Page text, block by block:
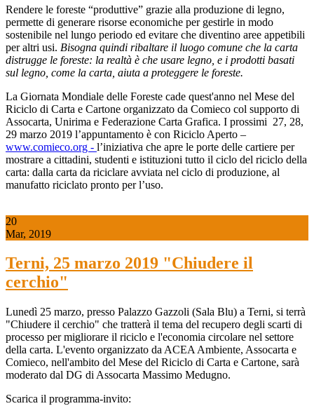
Rendere le foreste “produttive” grazie alla produzione di legno,
permette di generare risorse economiche per gestirle in modo
sostenibile nel lungo periodo ed evitare che diventino aree appetibili
per altri usi. Bisogna quindi ribaltare il luogo comune che la carta
distrugge le foreste: la realtà è che usare legno, e i prodotti basati
sul legno, come la carta, aiuta a proteggere le foreste.
La Giornata Mondiale delle Foreste cade quest'anno nel Mese del
Riciclo di Carta e Cartone organizzato da Comieco col supporto di
Assocarta, Unirima e Federazione Carta Grafica. I prossimi 27, 28,
29 marzo 2019 l’appuntamento è con Riciclo Aperto –
www.comieco.org - l’iniziativa che apre le porte delle cartiere per
mostrare a cittadini, studenti e istituzioni tutto il ciclo del riciclo della
carta: dalla carta da riciclare avviata nel ciclo di produzione, al
manufatto riciclato pronto per l’uso.
20
Mar, 2019
Terni, 25 marzo 2019 "Chiudere il
cerchio"
Lunedì 25 marzo, presso Palazzo Gazzoli (Sala Blu) a Terni, si terrà
"Chiudere il cerchio" che tratterà il tema del recupero degli scarti di
processo per migliorare il riciclo e l'economia circolare nel settore
della carta. L'evento organizzato da ACEA Ambiente, Assocarta e
Comieco, nell'ambito del Mese del Riciclo di Carta e Cartone, sarà
moderato dal DG di Assocarta Massimo Medugno.
Scarica il programma-invito: